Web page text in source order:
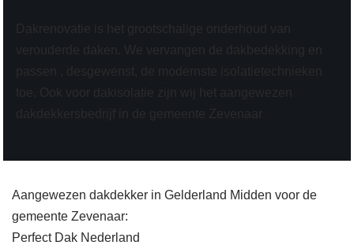
Dakrenovatie is het grootschalige onderhoud van
verouderde daken. We vervangen de dakbedekking en
passen , desgewenst, de modernste isolatietechnieken
toe. Ook voor dakisolatie zijn wij het aangewezen
dakdekkersbedrijf in de gemeente Zevenaar
Aangewezen dakdekker in Gelderland Midden voor de
gemeente Zevenaar:
Perfect Dak Nederland